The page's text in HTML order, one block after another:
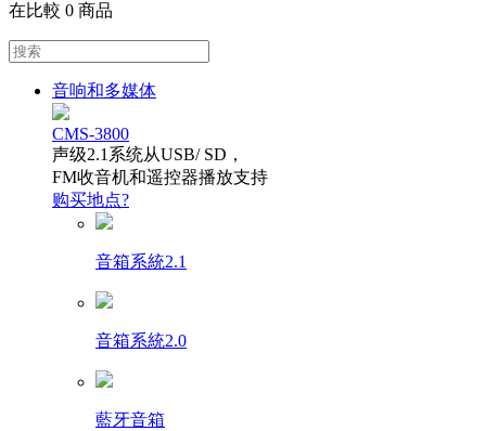
在比較 0 商品
音响和多媒体
CMS-3800
声级2.1系统从USB/ SD，
FM收音机和遥控器播放支持
购买地点?
音箱系統2.1
音箱系統2.0
藍牙音箱